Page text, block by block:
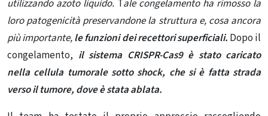
utilizzando azoto liquido. Tale congelamento ha rimosso la
loro patogenicità preservandone la struttura e, cosa ancora
più importante,le funzioni dei recettori superficiali. Dopo il
congelamento, il sistema CRISPR-Cas9 è stato caricato
nella cellula tumorale sotto shock, che si è fatta strada
verso il tumore, dove è stata ablata.